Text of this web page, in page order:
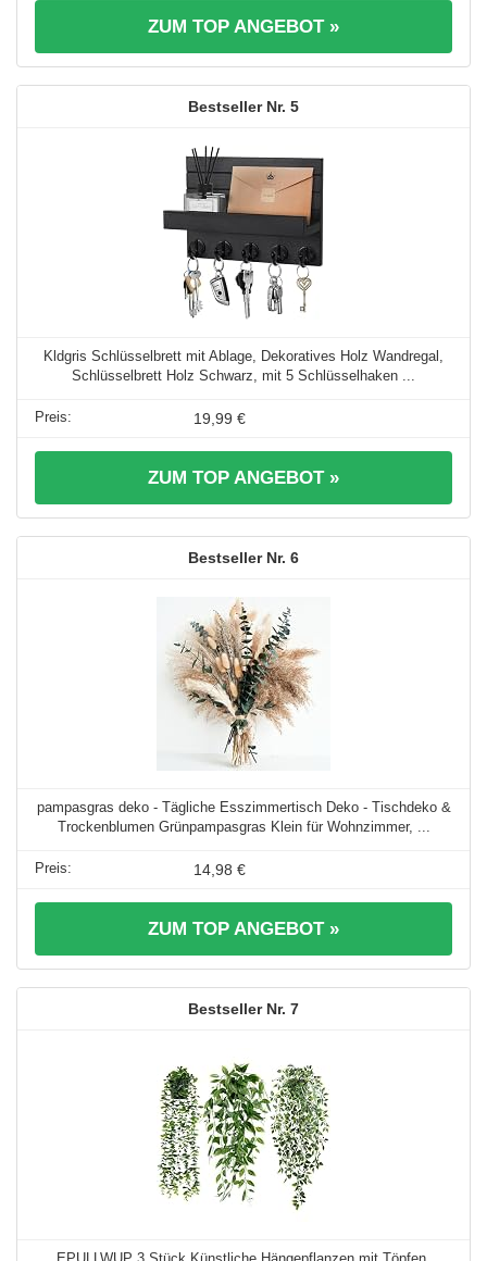
ZUM TOP ANGEBOT »
5
Kldgris Schlüsselbrett mit Ablage, Dekoratives Holz Wandregal,
Schlüsselbrett Holz Schwarz, mit 5 Schlüsselhaken ...
19,99 €
ZUM TOP ANGEBOT »
6
pampasgras deko - Tägliche Esszimmertisch Deko - Tischdeko &
Trockenblumen Grünpampasgras Klein für Wohnzimmer, ...
14,98 €
ZUM TOP ANGEBOT »
7